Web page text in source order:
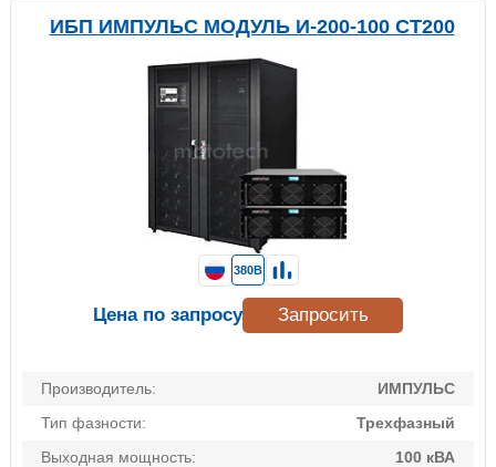
ИБП ИМПУЛЬС МОДУЛЬ И-200-100 СТ200
Производитель:
ИМПУЛЬС
Тип фазности:
Трехфазный
Выходная мощность:
100 кВА
380В
Цена по запросу Запросить